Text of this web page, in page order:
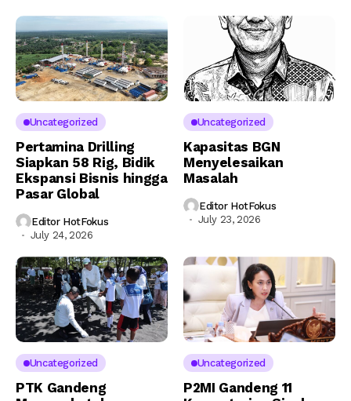
Uncategorized
Pertamina Drilling
Siapkan 58 Rig, Bidik
Ekspansi Bisnis hingga
Pasar Global
Editor HotFokus
July 24, 2026
Uncategorized
Kapasitas BGN
Menyelesaikan
Masalah
Editor HotFokus
July 23, 2026
Uncategorized
PTK Gandeng
Uncategorized
P2MI Gandeng 11